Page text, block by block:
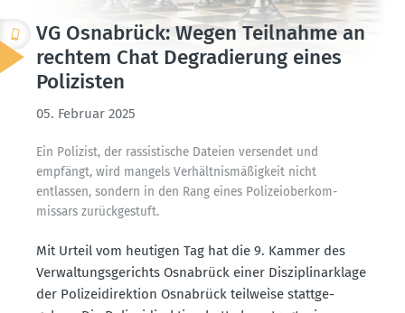
VG Osnabrück: Wegen Teilnahme an
rechtem Chat Degra­dierung eines
Polizisten
05. Februar 2025
Ein Polizist, der rassis­tische Dateien versendet und
empfängt, wird mangels Verhält­nis­mä­ßigkeit nicht
entlassen, sondern in den Rang eines Polizei­ober­kom­
missars zurück­ge­stuft.
Mit Urteil vom heutigen Tag hat die 9. Kammer des
Verwal­tungs­ge­richts Osnabrück einer Diszi­pli­nar­klage
der Polizei­di­rektion Osnabrück teilweise statt­ge­